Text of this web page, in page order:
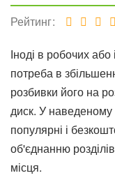
Рейтинг
Іноді в робочих
потреба в
розбивки його на
диск. У
популярні і
об'єднанню
місця.